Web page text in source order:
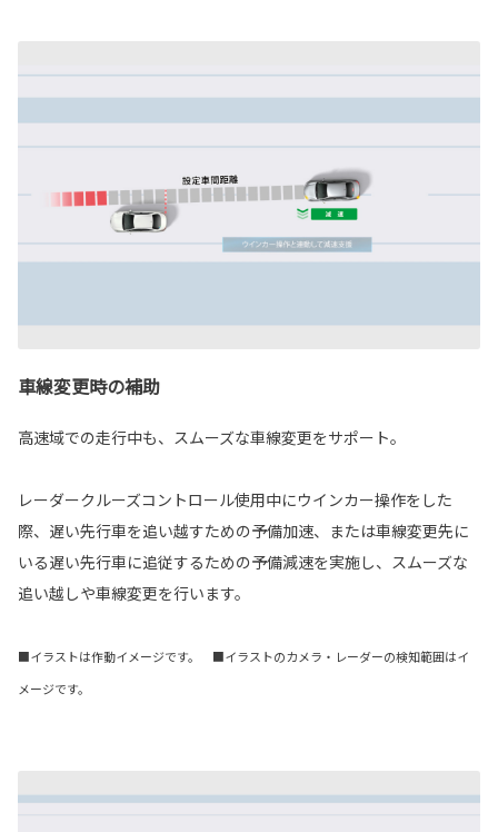
車線変更時の補助
高速域での走行中も、スムーズな車線変更をサポート。
レーダークルーズコントロール使用中にウインカー操作をした
際、遅い先行車を追い越すための予備加速、または車線変更先に
いる遅い先行車に追従するための予備減速を実施し、スムーズな
追い越しや車線変更を行います。
■イラストは作動イメージです。 ■イラストのカメラ・レーダーの検知範囲はイ
メージです。